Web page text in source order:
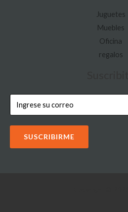
Juguetes
Muebles
Oficina
regalos
SUSCRIBIRME